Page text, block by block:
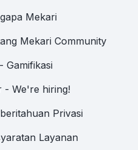
Mekari
Mekari Community
Gamifikasi
- We're hiring!
Privasi
Layanan